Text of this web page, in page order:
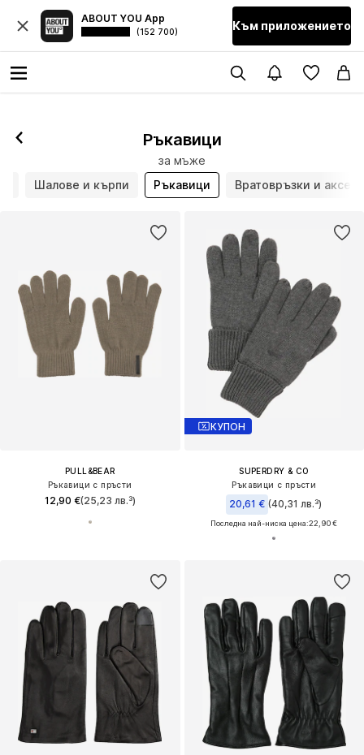
ABOUT YOU App
(152 700) Към приложението
Ръкавици
за мъже
Шалове и кърпи Ръкавици Вратовръзки и
PULL&BEAR
Ръкавици с пръсти
12,90 €(25,23 лв.³)
КУПОН
SUPERDRY & CO
Ръкавици с пръсти
20,61 € (40,31 лв.³)
Последна най-ниска цена:22,90 €